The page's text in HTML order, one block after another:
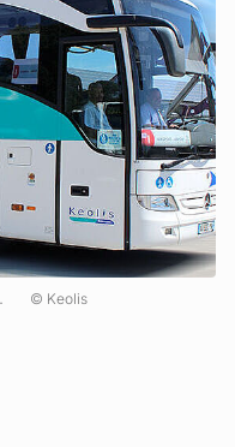
Keolis